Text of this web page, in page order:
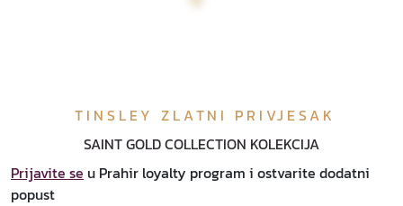
TINSLEY ZLATNI PRIVJESAK
SAINT GOLD COLLECTION KOLEKCIJA
Prijavite se u Prahir loyalty program i ostvarite dodatni
popust